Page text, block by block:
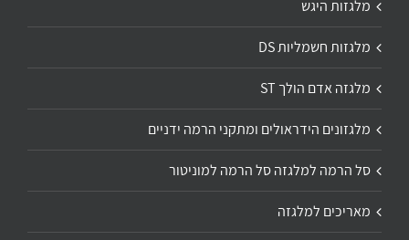
מלגזות היגש
מלגזות חשמליות DS
מלגזה אדם הולך ST
מלגזונים הידראולים ומתקני הרמה ידניים
סל הרמה למלגזה סל הרמה למוניטור
מאריכים למלגזה